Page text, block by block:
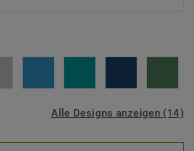
Alle Designs anzeigen (14)